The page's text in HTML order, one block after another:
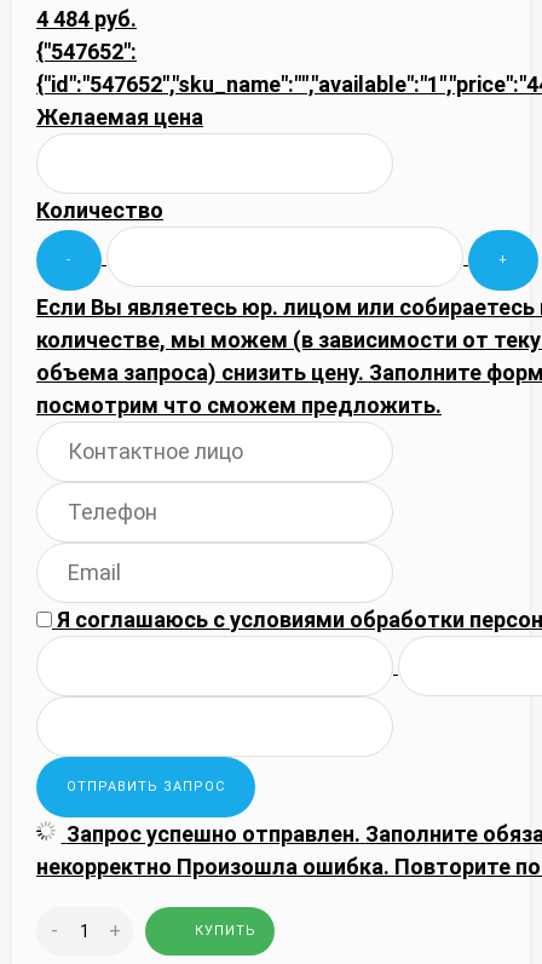
4 484 руб.
{"547652":
Желаемая цена
Количество
Если Вы являетесь юр. лицом или
количестве, мы можем (в зависимости от
объема запроса) снизить цену. Заполните
посмотрим что сможем предложить.
Я соглашаюсь сусловиями обработки
Запрос успешно отправлен. Заполните
некорректно Произошла ошибка. Повторите
- + КУПИТЬ